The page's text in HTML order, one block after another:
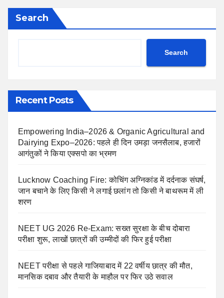
Search
Search
Recent Posts
Empowering India–2026 & Organic Agricultural and
Dairying Expo–2026: पहले ही दिन उमड़ा जनसैलाब, हजारों
आगंतुकों ने किया एक्सपो का भ्रमण
Lucknow Coaching Fire: कोचिंग अग्निकांड में दर्दनाक संघर्ष,
जान बचाने के लिए किसी ने लगाई छलांग तो किसी ने बाथरूम में ली
शरण
NEET UG 2026 Re-Exam: सख्त सुरक्षा के बीच दोबारा
परीक्षा शुरू, लाखों छात्रों की उम्मीदों की फिर हुई परीक्षा
NEET परीक्षा से पहले गाजियाबाद में 22 वर्षीय छात्र की मौत,
मानसिक दबाव और तैयारी के माहौल पर फिर उठे सवाल